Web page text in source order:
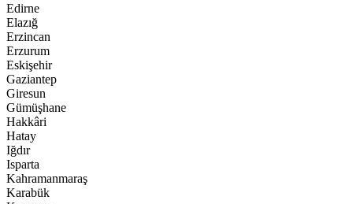
Edirne
Elazığ
Erzincan
Erzurum
Eskişehir
Gaziantep
Giresun
Gümüşhane
Hakkâri
Hatay
Iğdır
Isparta
Kahramanmaraş
Karabük